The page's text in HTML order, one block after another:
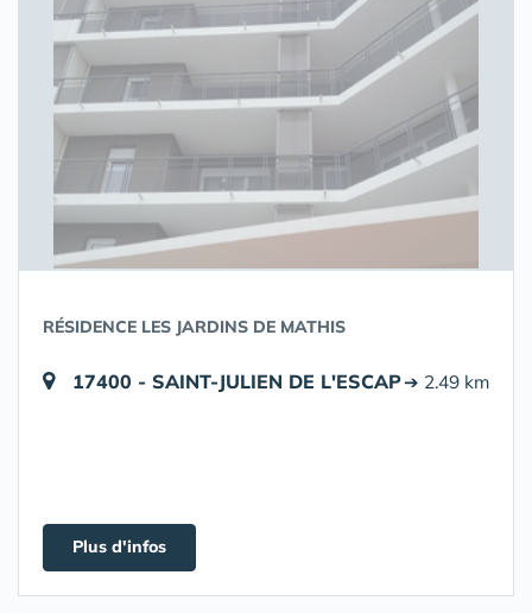
RÉSIDENCE LES JARDINS DE MATHIS
17400 - SAINT-JULIEN DE L'ESCAP➔ 2.49 km
Plus d'infos